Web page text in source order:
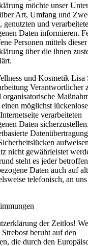
möchte unser
Art, Umfang und
genutzten und
Daten informieren.
Personen mittels dieser
über die ihnen
und Kosmetik Lisa
Verantwortlicher
organisatorische
möglichst
verarbeiteten
Daten
nicht gewährleistet
steht es jeder
Daten auch auf
telefonisch, an
der Zeitlos!
beruht auf den
die durch den